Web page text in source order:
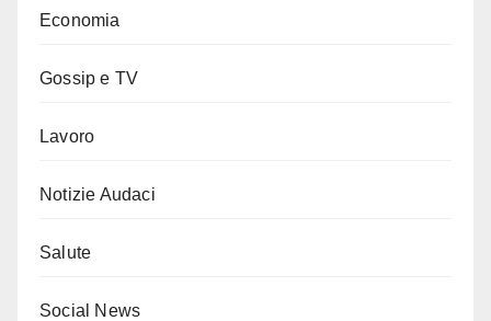
Economia
Gossip e TV
Lavoro
Notizie Audaci
Salute
Social News